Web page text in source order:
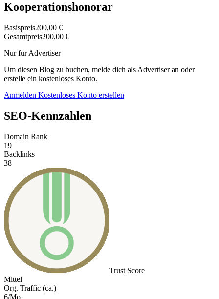
Kooperationshonorar
Basispreis200,00 €
Gesamtpreis200,00 €
Nur für Advertiser
Um diesen Blog zu buchen, melde dich als Advertiser an oder
erstelle ein kostenloses Konto.
Anmelden Kostenloses Konto erstellen
SEO-Kennzahlen
Domain Rank
19
Backlinks
38
Trust Score
Mittel
Org. Traffic (ca.)
6/Mo.